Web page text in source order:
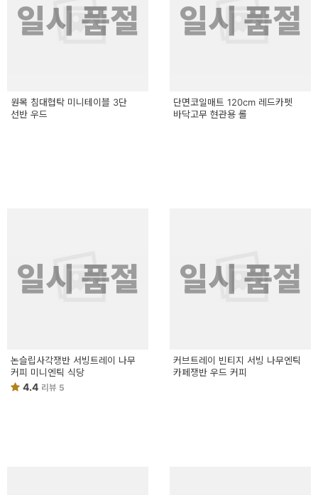
일시 품절
원목 침대협탁 미니테이블 3단
선반 우드
일시 품절
단면코일매트 120cm 레드카펫
바닥고무 현관용 롤
일시 품절
논슬립사각쟁반 서빙트레이 나무
커피 미니엔틱 식당
4.4 리뷰 5
일시 품절
커브트레이 빈티지 서빙 나무엔틱
카페쟁반 우드 커피